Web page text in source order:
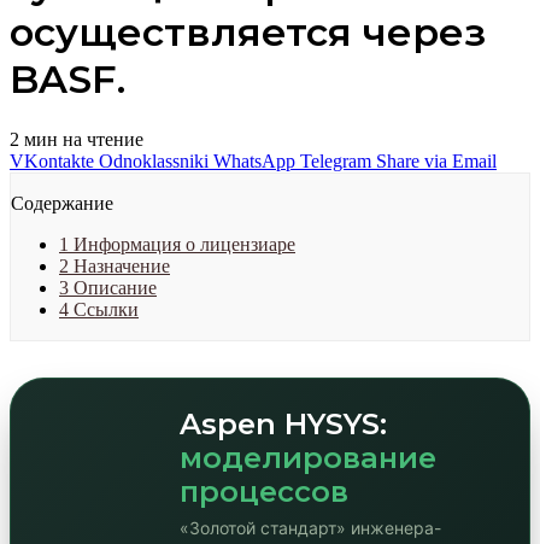
осуществляется через
BASF.
2 мин на чтение
VKontakte Odnoklassniki WhatsApp Telegram Share via Email
Содержание
1 Информация о лицензиаре
2 Назначение
3 Описание
4 Ссылки
Aspen HYSYS:
моделирование
процессов
«Золотой стандарт» инженера-